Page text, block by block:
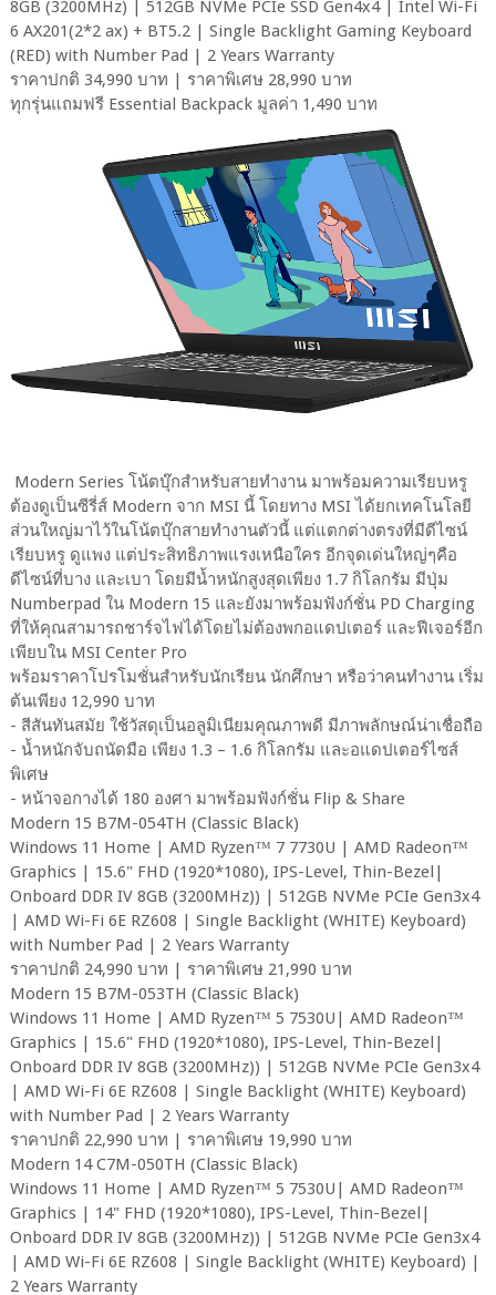
8GB (3200MHz) | 512GB NVMe PCIe SSD Gen4x4 | Intel Wi-Fi
6 AX201(2*2 ax) + BT5.2 | Single Backlight Gaming Keyboard
(RED) with Number Pad | 2 Years Warranty
ราคาปกติ 34,990 บาท | ราคาพิเศษ 28,990 บาท
ทุกรุ่นแถมฟรี Essential Backpack มูลค่า 1,490 บาท
Modern Series โน้ตบุ๊กสำหรับสายทำงาน มาพร้อมความเรียบหรู
ต้องดูเป็นซีรี่ส์ Modern จาก MSI นี้ โดยทาง MSI ได้ยกเทคโนโลยี
ส่วนใหญ่มาไว้ในโน้ตบุ๊กสายทำงานตัวนี้ แต่แตกต่างตรงที่มีดีไซน์
เรียบหรู ดูแพง แต่ประสิทธิภาพแรงเหนือใคร อีกจุดเด่นใหญ่ๆคือ
ดีไซน์ที่บาง และเบา โดยมีน้ำหนักสูงสุดเพียง 1.7 กิโลกรัม มีปุ่ม
Numberpad ใน Modern 15 และยังมาพร้อมฟังก์ชั่น PD Charging
ที่ให้คุณสามารถชาร์จไฟได้โดยไม่ต้องพกอแดปเตอร์ และฟีเจอร์อีก
เพียบใน MSI Center Pro
พร้อมราคาโปรโมชั่นสำหรับนักเรียน นักศึกษา หรือว่าคนทำงาน เริ่ม
ต้นเพียง 12,990 บาท
- สีสันทันสมัย ใช้วัสดุเป็นอลูมิเนียมคุณภาพดี มีภาพลักษณ์น่าเชื่อถือ
- น้ำหนักจับถนัดมือ เพียง 1.3 – 1.6 กิโลกรัม และอแดปเตอร์ไซส์
พิเศษ
- หน้าจอกางได้ 180 องศา มาพร้อมฟังก์ชั่น Flip & Share
Modern 15 B7M-054TH (Classic Black)
Windows 11 Home | AMD Ryzen™ 7 7730U | AMD Radeon™
Graphics | 15.6" FHD (1920*1080), IPS-Level, Thin-Bezel|
Onboard DDR IV 8GB (3200MHz)) | 512GB NVMe PCIe Gen3x4
| AMD Wi-Fi 6E RZ608 | Single Backlight (WHITE) Keyboard)
with Number Pad | 2 Years Warranty
ราคาปกติ 24,990 บาท | ราคาพิเศษ 21,990 บาท
Modern 15 B7M-053TH (Classic Black)
Windows 11 Home | AMD Ryzen™ 5 7530U| AMD Radeon™
Graphics | 15.6" FHD (1920*1080), IPS-Level, Thin-Bezel|
Onboard DDR IV 8GB (3200MHz)) | 512GB NVMe PCIe Gen3x4
| AMD Wi-Fi 6E RZ608 | Single Backlight (WHITE) Keyboard)
with Number Pad | 2 Years Warranty
ราคาปกติ 22,990 บาท | ราคาพิเศษ 19,990 บาท
Modern 14 C7M-050TH (Classic Black)
Windows 11 Home | AMD Ryzen™ 5 7530U| AMD Radeon™
Graphics | 14" FHD (1920*1080), IPS-Level, Thin-Bezel|
Onboard DDR IV 8GB (3200MHz)) | 512GB NVMe PCIe Gen3x4
| AMD Wi-Fi 6E RZ608 | Single Backlight (WHITE) Keyboard) |
2 Years Warranty